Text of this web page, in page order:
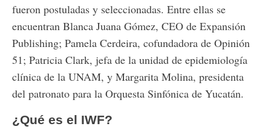
fueron postuladas y seleccionadas. Entre ellas se
encuentran Blanca Juana Gómez, CEO de Expansión
Publishing; Pamela Cerdeira, cofundadora de Opinión
51; Patricia Clark, jefa de la unidad de epidemiología
clínica de la UNAM, y Margarita Molina, presidenta
del patronato para la Orquesta Sinfónica de Yucatán.
¿Qué es el IWF?